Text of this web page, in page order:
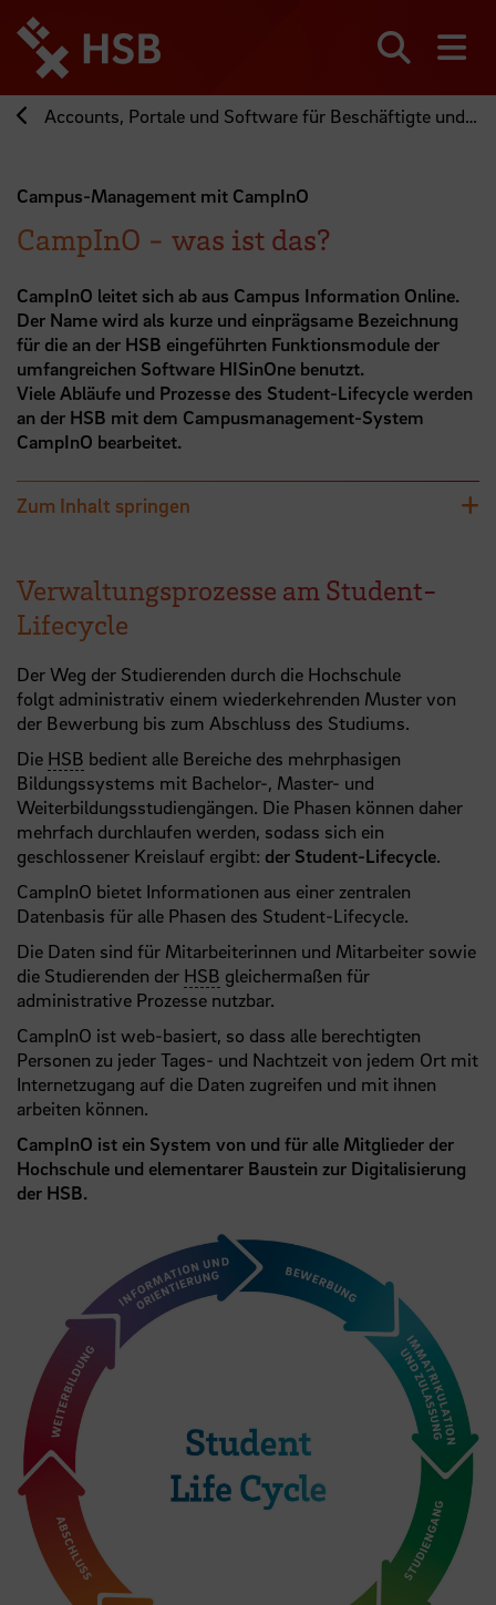
zum
Seiteninhalt
springen
Accounts, Portale und Software für Beschäftigte und Lehrbeauftragte der HSB
Campus-Management mit CampInO
CampInO - was ist das?
CampInO leitet sich ab aus Campus Information Online.
Der Name wird als kurze und einprägsame Bezeichnung
für die an der HSB eingeführten Funktionsmodule der
umfangreichen Software HISinOne benutzt.
Viele Abläufe und Prozesse des Student-Lifecycle werden
an der HSB mit dem Campusmanagement-System
CampInO bearbeitet.
Zum Inhalt springen
Verwaltungsprozesse am Student-
Lifecycle
Der Weg der Studierenden durch die Hochschule
folgt administrativ einem wiederkehrenden Muster von
der Bewerbung bis zum Abschluss des Studiums.
Die HSB bedient alle Bereiche des mehrphasigen
Bildungssystems mit Bachelor-, Master- und
Weiterbildungsstudiengängen. Die Phasen können daher
mehrfach durchlaufen werden, sodass sich ein
geschlossener Kreislauf ergibt: der Student-Lifecycle.
CampInO bietet Informationen aus einer zentralen
Datenbasis für alle Phasen des Student-Lifecycle.
Die Daten sind für Mitarbeiterinnen und Mitarbeiter sowie
die Studierenden der HSB gleichermaßen für
administrative Prozesse nutzbar.
CampInO ist web-basiert, so dass alle berechtigten
Personen zu jeder Tages- und Nachtzeit von jedem Ort mit
Internetzugang auf die Daten zugreifen und mit ihnen
arbeiten können.
CampInO ist ein System von und für alle Mitglieder der
Hochschule und elementarer Baustein zur Digitalisierung
der HSB.